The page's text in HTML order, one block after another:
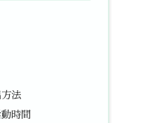
法
時間